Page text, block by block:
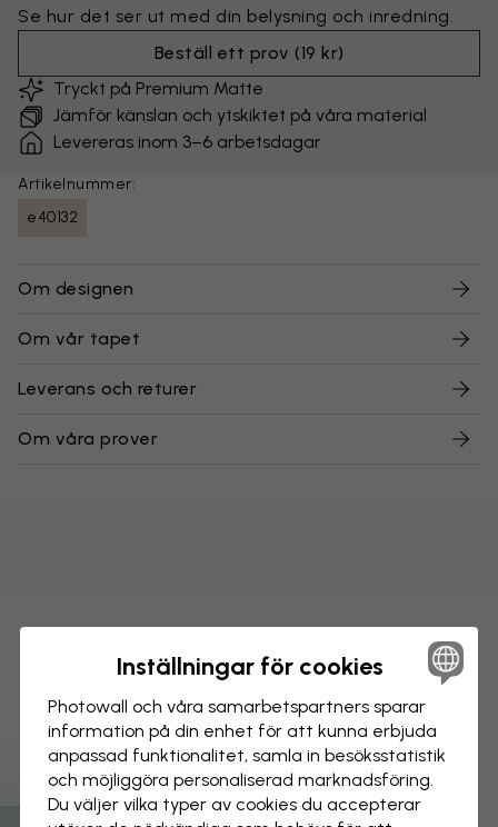
Se hur det ser ut med din belysning och inredning.
Beställ ett prov (19 kr)
Tryckt på Premium Matte
Jämför känslan och ytskiktet på våra material
Levereras inom 3–6 arbetsdagar
Artikelnummer:
e40132
Om designen
Om vår tapet
Leverans och returer
Om våra prover
Inställningar för cookies
Photowall och våra samarbets­partners sparar
information på din enhet för att kunna erbjuda
anpassad funktionalitet, samla in besöks­statistik
och möjliggöra personaliserad marknads­föring.
Du väljer vilka typer av cookies du accepterar